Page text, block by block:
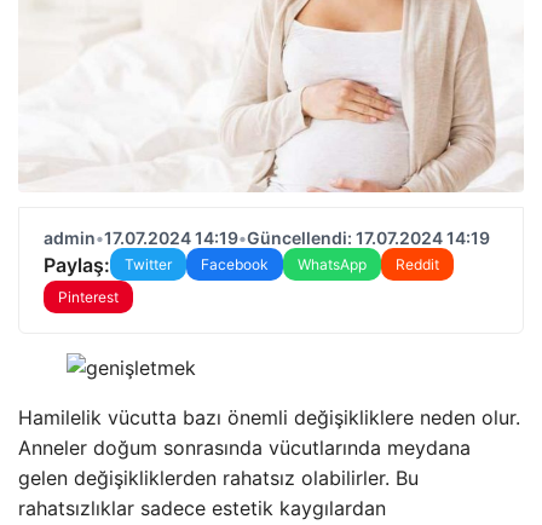
admin•17.07.2024 14:19•Güncellendi: 17.07.2024 14:19
Paylaş: Twitter Facebook WhatsApp
Reddit
Pinterest
Hamilelik vücutta bazı önemli değişikliklere neden olur.
Anneler doğum sonrasında vücutlarında meydana
gelen değişikliklerden rahatsız olabilirler. Bu
rahatsızlıklar sadece estetik kaygılardan